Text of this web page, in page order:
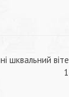
шквальний